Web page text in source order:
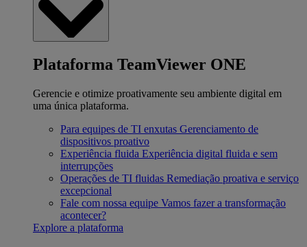
Plataforma TeamViewer ONE
Gerencie e otimize proativamente seu ambiente digital em
uma única plataforma.
Para equipes de TI enxutas Gerenciamento de
dispositivos proativo
Experiência fluida Experiência digital fluida e sem
interrupções
Operações de TI fluidas Remediação proativa e serviço
excepcional
Fale com nossa equipe Vamos fazer a transformação
acontecer?
Explore a plataforma